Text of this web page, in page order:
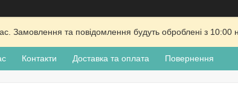
Замовлення та повідомлення будуть оброблені з 10:00
Контакти Доставка та оплата Повернення